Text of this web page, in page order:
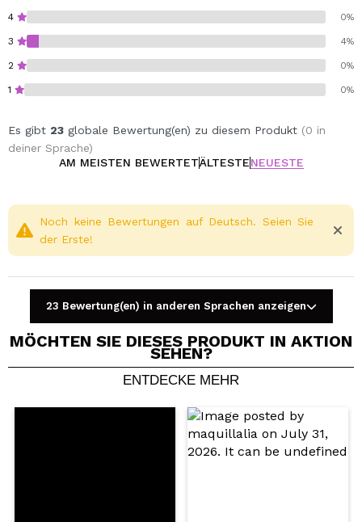
4 0%
3 4%
2 0%
1 0%
Es gibt 23 globale Bewertung(en) zu diesem Produkt (0 in
deiner Sprache)
AM MEISTEN BEWERTETÄLTESTENEUESTE
Ein Video oder Foto teilen
Dein Video könnte das erste sein. Stell es dir vor...
Würden Sie diesen Kauf empfehlen? Ja Nein
Noch keine Bewertungen auf Deutsch. Seien Sie
der Erste!
23 Bewertung(en) in anderen Sprachen anzeigen
MÖCHTEN SIE DIESES PRODUKT IN AKTION
SEHEN?
ENTDECKE MEHR